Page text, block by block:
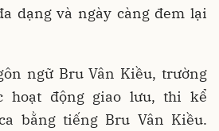
dạng và ngày càng đem lại
ngữ Bru Vân Kiều, trường
hoạt động giao lưu, thi kể
bằng tiếng Bru Vân Kiều.